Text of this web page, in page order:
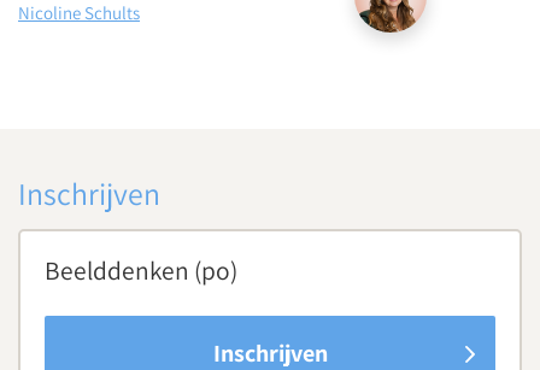
Nicoline Schults
Inschrijven
Beelddenken (po)
Inschrijven